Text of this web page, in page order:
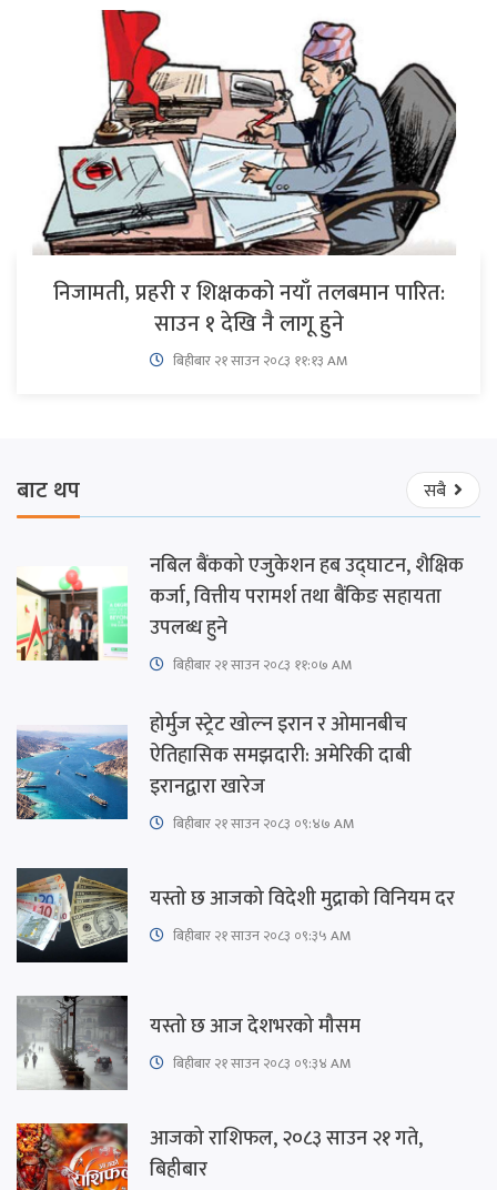
निजामती, प्रहरी र शिक्षकको नयाँ तलबमान पारित:
साउन १ देखि नै लागू हुने
बिहीबार २१ साउन २०८३ ११:१३ AM
बाट थप सबै
नबिल बैंकको एजुकेशन हब उद्घाटन, शैक्षिक
कर्जा, वित्तीय परामर्श तथा बैंकिङ सहायता
उपलब्ध हुने
बिहीबार २१ साउन २०८३ ११:०७ AM
होर्मुज स्ट्रेट खोल्न इरान र ओमानबीच
ऐतिहासिक समझदारी: अमेरिकी दाबी
इरानद्वारा खारेज
बिहीबार २१ साउन २०८३ ०९:४७ AM
यस्तो छ आजको विदेशी मुद्राको विनियम दर
बिहीबार २१ साउन २०८३ ०९:३५ AM
यस्तो छ आज देशभरको मौसम
बिहीबार २१ साउन २०८३ ०९:३४ AM
आजको राशिफल, २०८३ साउन २१ गते,
बिहीबार